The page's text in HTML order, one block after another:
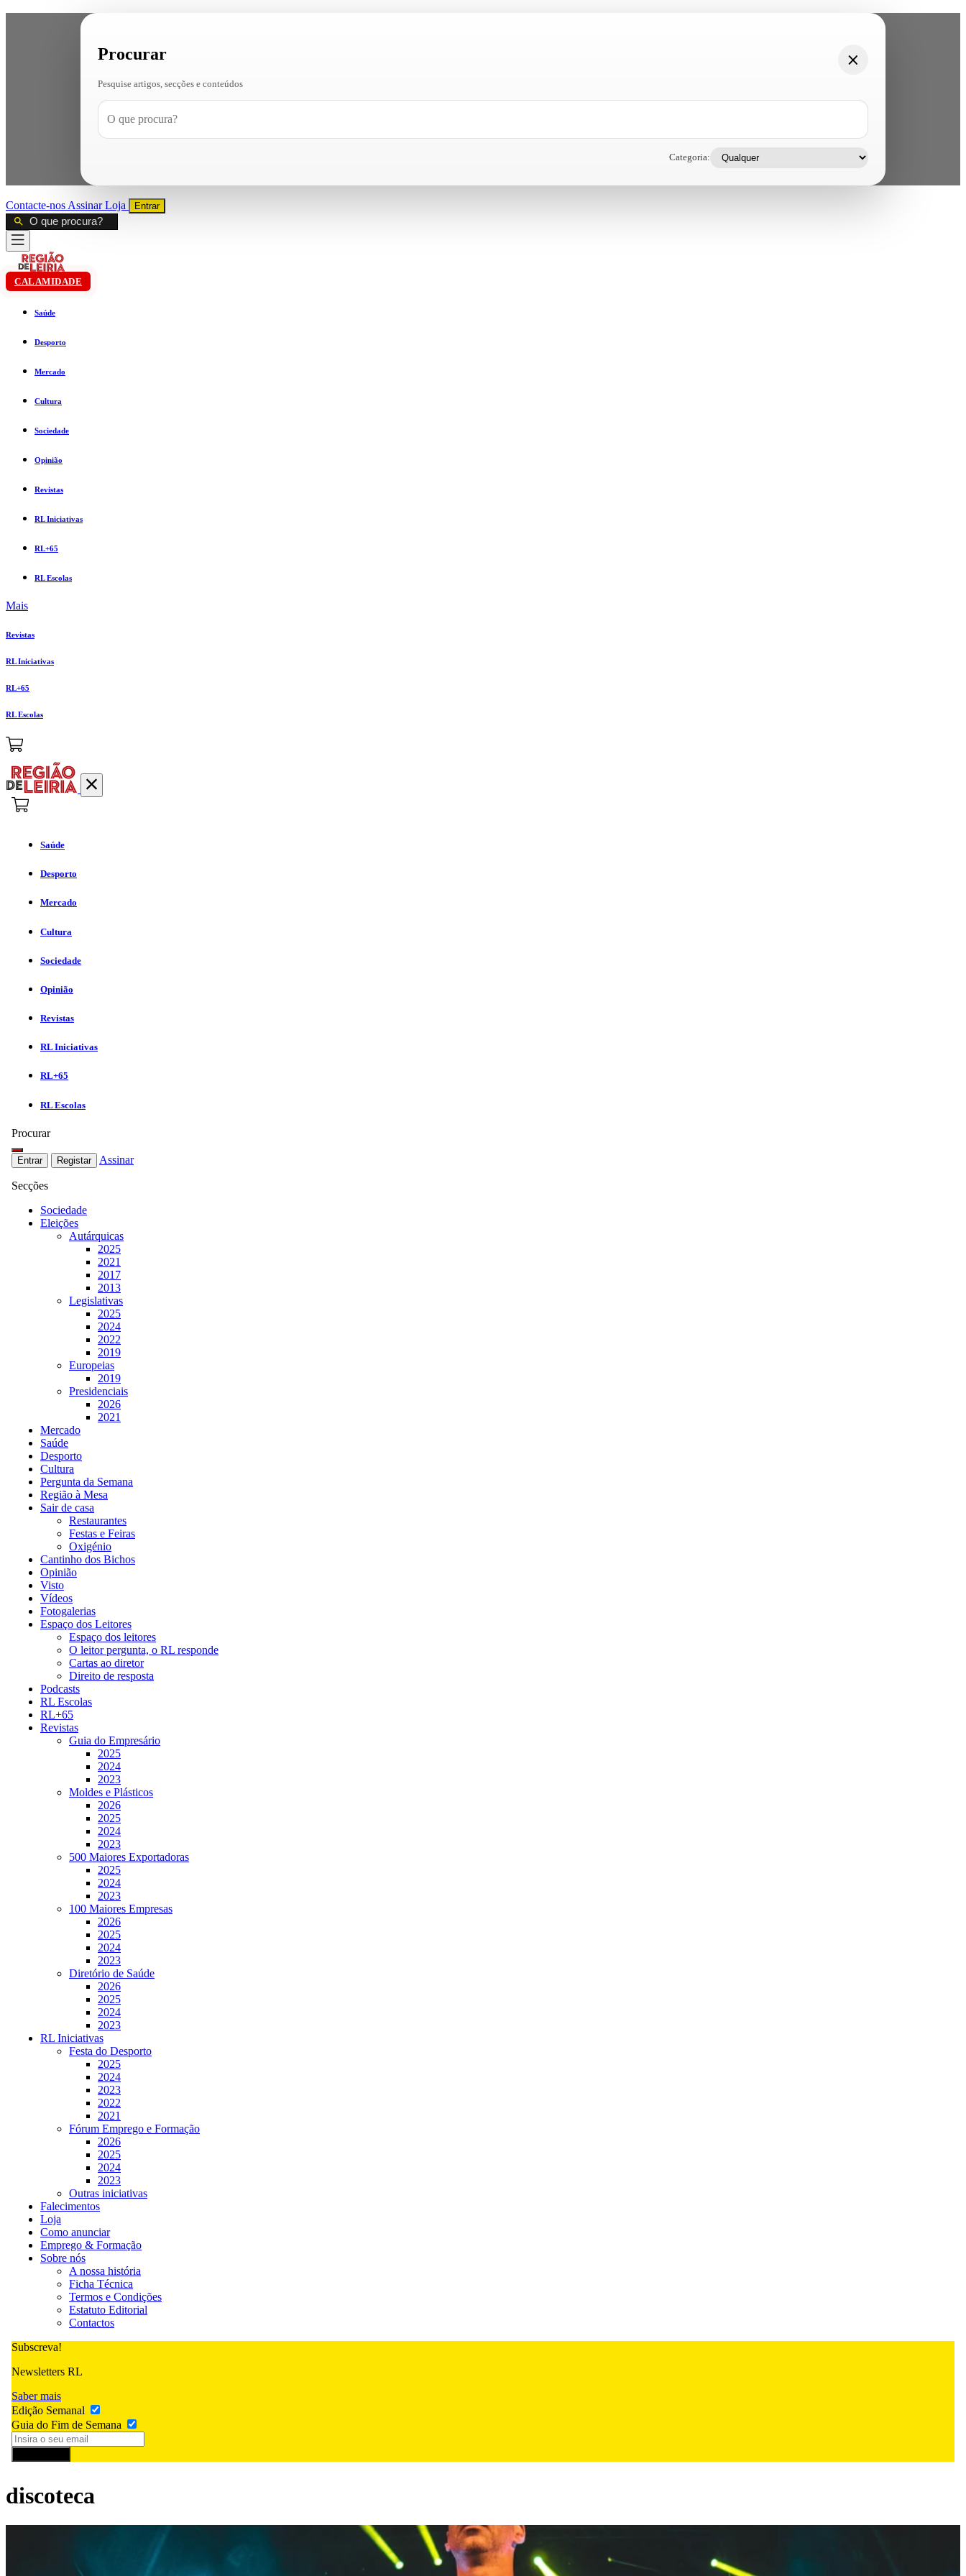
Procurar
Pesquise artigos, secções e conteúdos
Categoria:
Contacte-nos AssinarLoja Entrar
CALAMIDADE
Saúde
Desporto
Mercado
Cultura
Sociedade
Opinião
Revistas
RL Iniciativas
RL+65
RL Escolas
Mais
Revistas
RL Iniciativas
RL+65
RL Escolas
Saúde
Desporto
Mercado
Cultura
Sociedade
Opinião
Revistas
RL Iniciativas
RL+65
RL Escolas
Procurar
Entrar Registar Assinar
Secções
Sociedade
Eleições
Autárquicas
2025
2021
2017
2013
Legislativas
2025
2024
2022
2019
Europeias
2019
Presidenciais
2026
2021
Mercado
Saúde
Desporto
Cultura
Pergunta da Semana
Região à Mesa
Sair de casa
Restaurantes
Festas e Feiras
Oxigénio
Cantinho dos Bichos
Opinião
Visto
Vídeos
Fotogalerias
Espaço dos Leitores
Espaço dos leitores
O leitor pergunta, o RL responde
Cartas ao diretor
Direito de resposta
Podcasts
RL Escolas
RL+65
Revistas
Guia do Empresário
2025
2024
2023
Moldes e Plásticos
2026
2025
2024
2023
500 Maiores Exportadoras
2025
2024
2023
100 Maiores Empresas
2026
2025
2024
2023
Diretório de Saúde
2026
2025
2024
2023
RL Iniciativas
Festa do Desporto
2025
2024
2023
2022
2021
Fórum Emprego e Formação
2026
2025
2024
2023
Outras iniciativas
Falecimentos
Loja
Como anunciar
Emprego & Formação
Sobre nós
A nossa história
Ficha Técnica
Termos e Condições
Estatuto Editorial
Contactos
Subscreva!
Newsletters RL
Saber mais
Edição Semanal
Guia do Fim de Semana
discoteca